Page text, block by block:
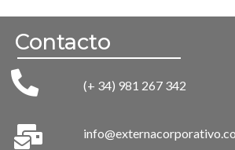
Contacto
(+ 34) 981 267 342